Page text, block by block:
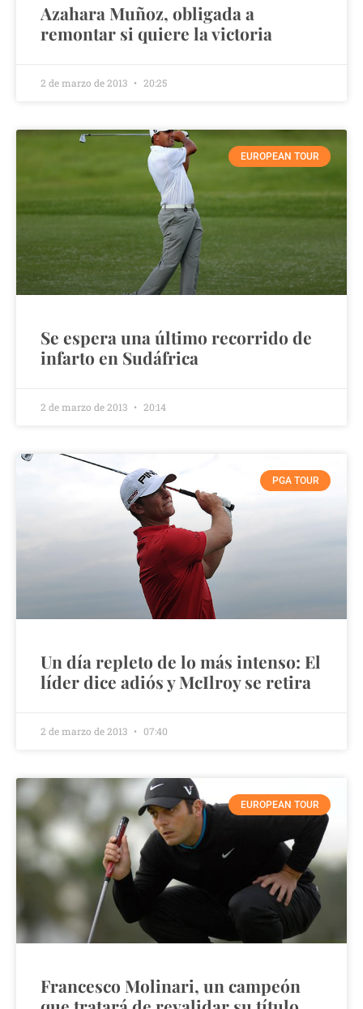
Azahara Muñoz, obligada a
remontar si quiere la victoria
2 de marzo de 2013 20:25
EUROPEAN TOUR
Se espera una último recorrido de
infarto en Sudáfrica
2 de marzo de 2013 20:14
PGA TOUR
Un día repleto de lo más intenso: El
líder dice adiós y McIlroy se retira
2 de marzo de 2013 07:40
EUROPEAN TOUR
Francesco Molinari, un campeón